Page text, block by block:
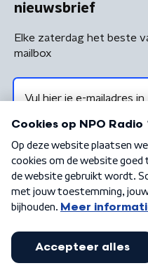
nieuwsbrief
Elke zaterdag het beste
mailbox
Algemene voorwaarden